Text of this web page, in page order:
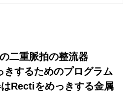
二重脈拍の整流器
するためのプログラム
Rectiをめっきする金属